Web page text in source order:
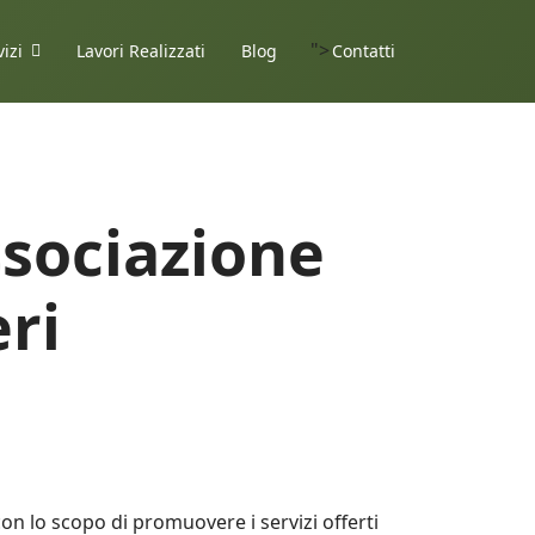
Lavori Realizzati Blog "> Contatti
lo scopo di promuovere i servizi offerti